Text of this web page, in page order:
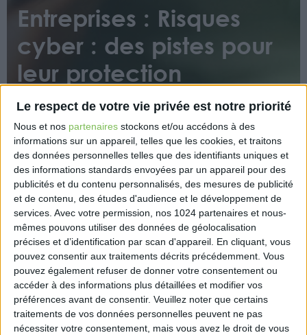
Le respect de votre vie privée est notre priorité
Nous et nos partenaires stockons et/ou accédons à des
informations sur un appareil, telles que les cookies, et traitons
des données personnelles telles que des identifiants uniques et
des informations standards envoyées par un appareil pour des
publicités et du contenu personnalisés, des mesures de publicité
et de contenu, des études d'audience et le développement de
services. Avec votre permission, nos 1024 partenaires et nous-
mêmes pouvons utiliser des données de géolocalisation
précises et d’identification par scan d'appareil. En cliquant, vous
pouvez consentir aux traitements décrits précédemment. Vous
pouvez également refuser de donner votre consentement ou
accéder à des informations plus détaillées et modifier vos
préférences avant de consentir. Veuillez noter que certains
traitements de vos données personnelles peuvent ne pas
nécessiter votre consentement, mais vous avez le droit de vous
Entreprises : Risques
cyber : des pistes pour
leur protection
À la suite d’une concertation avec les acteurs
concernés, la direction générale du Trésor propose,
dans un rapport dédié, un plan d’actions pour
développer l’assurance du risque cyber et répondre
aux défis croissants qui peuvent menacer la santé
économique des entreprises.
https://www.economie.gouv.fr/risques-cyber-pistes-
protection-entreprises